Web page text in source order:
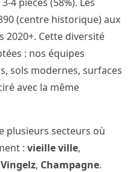
(centre historique) aux
Cette diversité
: nos équipes
sols modernes, surfaces
avec la même
plusieurs secteurs où
: vieille ville,
Vingelz, Champagne.